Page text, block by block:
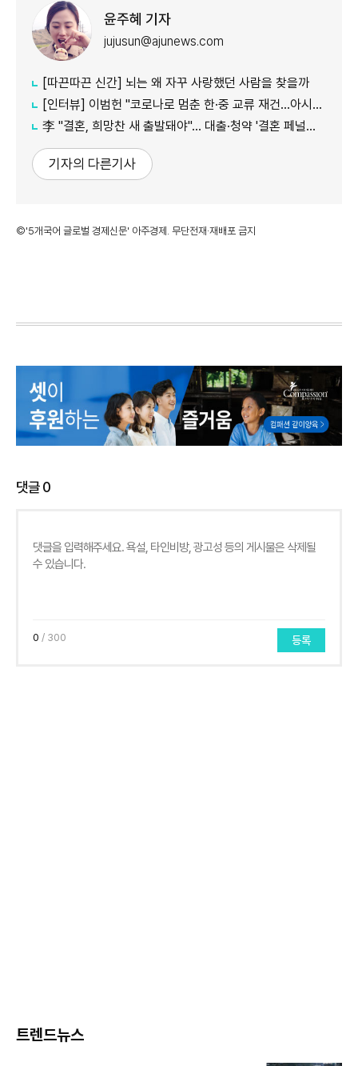
윤주혜 기자
jujusun@ajunews.com
[따끈따끈 신간] 뇌는 왜 자꾸 사랑했던 사람을 찾을까
[인터뷰] 이범헌 "코로나로 멈춘 한·중 교류 재건…아시아 특화 문화 사업 펼칠 것"
李 "결혼, 희망찬 새 출발돼야"… 대출·청약 '결혼 페널티' 손본다
기자의 다른기사
©'5개국어 글로벌 경제신문' 아주경제. 무단전재·재배포 금지
댓글0
0 / 300 등록
트렌드뉴스